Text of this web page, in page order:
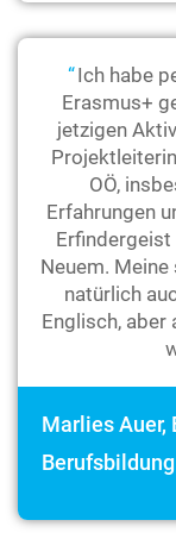
Ich habe
Erasmus+
jetzigen
OÖ,
Erfahrungen
Erfindergeist
Neuem.
natürlich
Englisch, aber
Marlies Auer,